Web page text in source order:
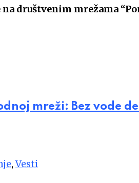
društvenim mrežama
mreži: Bez vode
,Vesti